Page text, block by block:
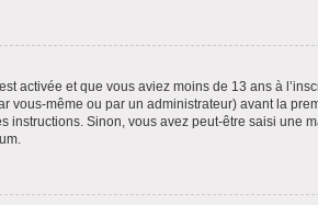
activée et que vous aviez moins de 13 ans à
même ou par un administrateur) avant la
Sinon, vous avez peut-être saisi une